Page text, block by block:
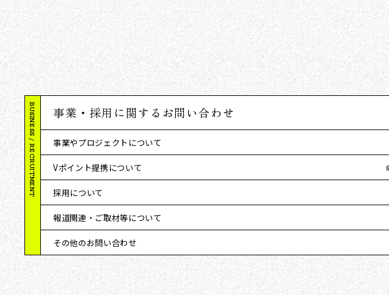
BUSINESS / RECRUITMENT 事業・採用に関するお問い合わせ
事業やプロジェクトについて
Vポイント提携について
採用について
報道関連・ご取材等について
その他のお問い合わせ